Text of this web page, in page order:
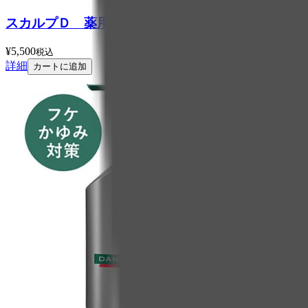
スカルプＤ 薬用スカルプシャンプー デオドラン
¥5,500税込
詳細 カートに追加